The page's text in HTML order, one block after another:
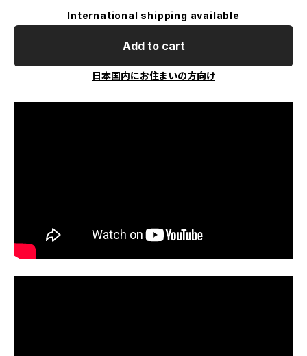
International shipping available
Add to cart
日本国内にお住まいの方向け